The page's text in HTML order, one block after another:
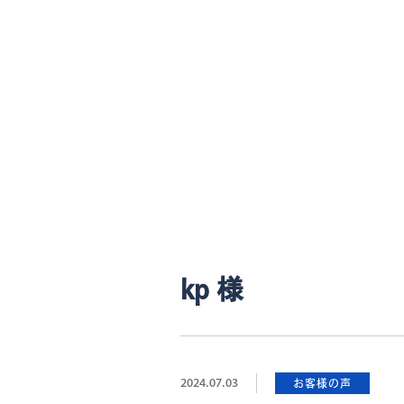
kp 様
2024.07.03 お客様の声